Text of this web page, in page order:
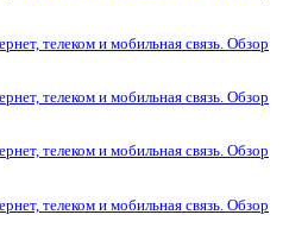
телеком и мобильная связь. Обзор
телеком и мобильная связь. Обзор
телеком и мобильная связь. Обзор
телеком и мобильная связь. Обзор